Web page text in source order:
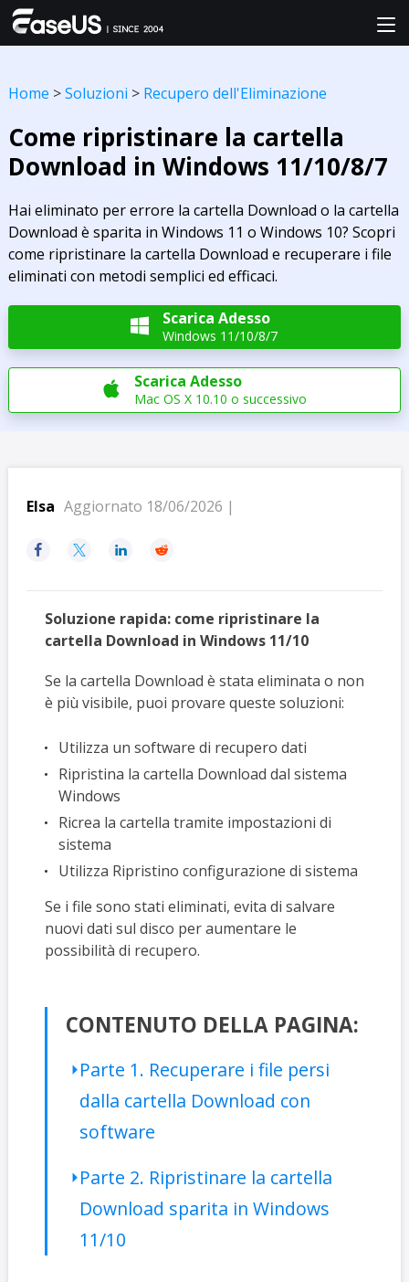
Home >Soluzioni > Recupero dell'Eliminazione
Come ripristinare la cartella
Download in Windows 11/10/8/7
Hai eliminato per errore la cartella Download o la cartella
Download è sparita in Windows 11 o Windows 10? Scopri
come ripristinare la cartella Download e recuperare i file
eliminati con metodi semplici ed efficaci.
 Scarica Adesso
Windows 11/10/8/7
 Scarica Adesso
Mac OS X 10.10 o successivo
Elsa Aggiornato 18/06/2026 |
   
Soluzione rapida: come ripristinare la
cartella Download in Windows 11/10
Se la cartella Download è stata eliminata o non
è più visibile, puoi provare queste soluzioni:
Utilizza un software di recupero dati
Ripristina la cartella Download dal sistema
Windows
Ricrea la cartella tramite impostazioni di
sistema
Utilizza Ripristino configurazione di sistema
Se i file sono stati eliminati, evita di salvare
nuovi dati sul disco per aumentare le
possibilità di recupero.
CONTENUTO DELLA PAGINA:
Parte 1. Recuperare i file persi
dalla cartella Download con
software
Parte 2. Ripristinare la cartella
Download sparita in Windows
11/10